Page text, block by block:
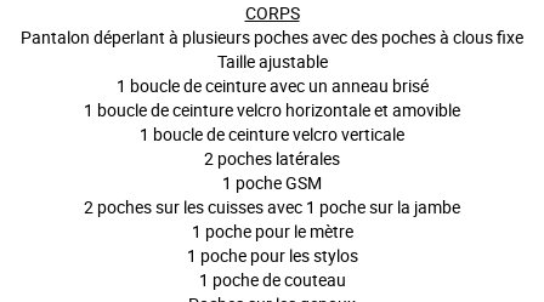
CORPS
Pantalon déperlant à plusieurs poches avec des poches à clous fixe
Taille ajustable
1 boucle de ceinture avec un anneau brisé
1 boucle de ceinture velcro horizontale et amovible
1 boucle de ceinture velcro verticale
2 poches latérales
1 poche GSM
2 poches sur les cuisses avec 1 poche sur la jambe
1 poche pour le mètre
1 poche pour les stylos
1 poche de couteau